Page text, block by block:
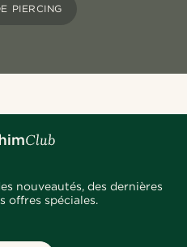
PIERCING
nouveautés, des dernières
offres spéciales.